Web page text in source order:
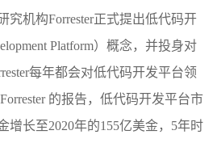
究机构Forrester正式提出低代码开
Platform）概念，并投身对
每年都会对低代码开发平台领
的报告，低代码开发平台市
增长至2020年的155亿美金，5年时